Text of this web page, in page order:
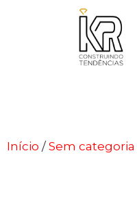
Início / Sem categoria